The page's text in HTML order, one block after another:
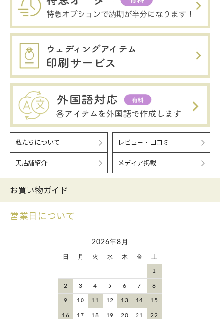
私たちについて レビュー・口コミ
実店舗紹介 メディア掲載
お買い物ガイド
営業日について
2026年8月
日 月 火 水 木 金 土
1
2 3 4 5 6 7 8
9 10 11 12 13 14 15
16 17 18 19 20 21 22